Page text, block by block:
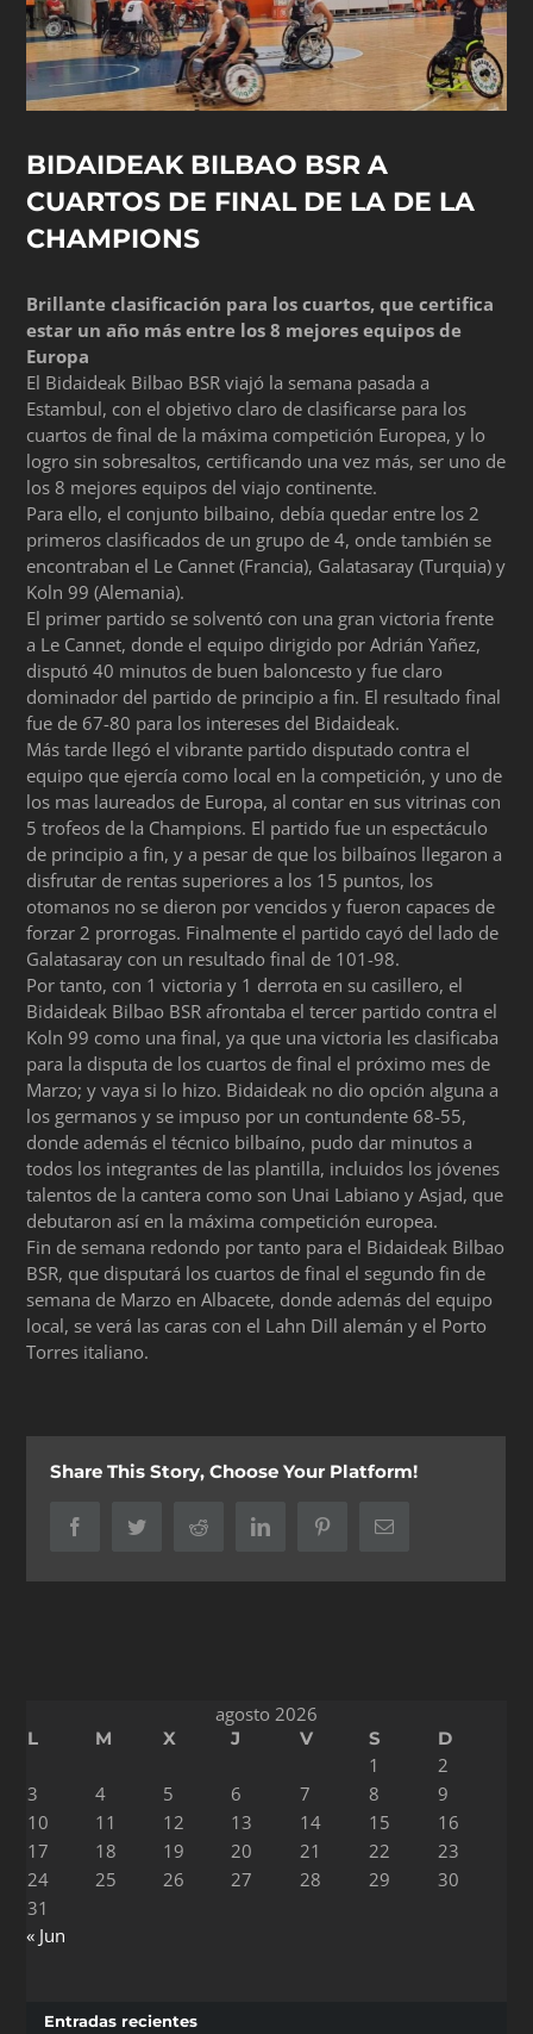
BIDAIDEAK BILBAO BSR A
CUARTOS DE FINAL DE LA DE LA
CHAMPIONS
Brillante clasificación para los cuartos, que certifica
estar un año más entre los 8 mejores equipos de
Europa
El Bidaideak Bilbao BSR viajó la semana pasada a
Estambul, con el objetivo claro de clasificarse para los
cuartos de final de la máxima competición Europea, y lo
logro sin sobresaltos, certificando una vez más, ser uno de
los 8 mejores equipos del viajo continente.
Para ello, el conjunto bilbaino, debía quedar entre los 2
primeros clasificados de un grupo de 4, onde también se
encontraban el Le Cannet (Francia), Galatasaray (Turquia) y
Koln 99 (Alemania).
El primer partido se solventó con una gran victoria frente
a Le Cannet, donde el equipo dirigido por Adrián Yañez,
disputó 40 minutos de buen baloncesto y fue claro
dominador del partido de principio a fin. El resultado final
fue de 67-80 para los intereses del Bidaideak.
Más tarde llegó el vibrante partido disputado contra el
equipo que ejercía como local en la competición, y uno de
los mas laureados de Europa, al contar en sus vitrinas con
5 trofeos de la Champions. El partido fue un espectáculo
de principio a fin, y a pesar de que los bilbaínos llegaron a
disfrutar de rentas superiores a los 15 puntos, los
otomanos no se dieron por vencidos y fueron capaces de
forzar 2 prorrogas. Finalmente el partido cayó del lado de
Galatasaray con un resultado final de 101-98.
Por tanto, con 1 victoria y 1 derrota en su casillero, el
Bidaideak Bilbao BSR afrontaba el tercer partido contra el
Koln 99 como una final, ya que una victoria les clasificaba
para la disputa de los cuartos de final el próximo mes de
Marzo; y vaya si lo hizo. Bidaideak no dio opción alguna a
los germanos y se impuso por un contundente 68-55,
donde además el técnico bilbaíno, pudo dar minutos a
todos los integrantes de las plantilla, incluidos los jóvenes
talentos de la cantera como son Unai Labiano y Asjad, que
debutaron así en la máxima competición europea.
Fin de semana redondo por tanto para el Bidaideak Bilbao
BSR, que disputará los cuartos de final el segundo fin de
semana de Marzo en Albacete, donde además del equipo
local, se verá las caras con el Lahn Dill alemán y el Porto
Torres italiano.
Share This Story, Choose Your Platform!
FacebookTwitter Reddit LinkedIn PinterestCorreo
agosto 2026
L M X J V S D
1
2
3
4 5 6 7 8
9
10
11 12 13 14 15
16
17
18 19 20 21 22
23
24
25 26 27 28 29
30
31
« Jun
Entradas recientes